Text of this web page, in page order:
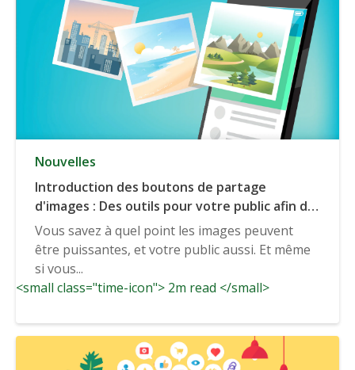
Nouvelles
Introduction des boutons de partage
d'images : Des outils pour votre public afin de
partager votre meilleur contenu visuel
Vous savez à quel point les images peuvent
être puissantes, et votre public aussi. Et même
si vous...
<small class="time-icon"> 2m read </small>